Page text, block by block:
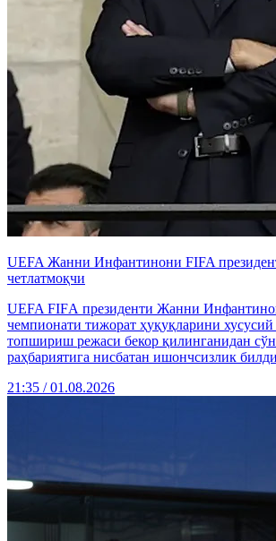
UEFA Жанни Инфантинони FIFA
четлатмоқчи
UEFA FIFА президенти Жанни
чемпионати тижорат ҳуқуқларини хусусий
топшириш режаси бекор қилинганидан
раҳбариятига нисбатан ишончсизлик
21:35 / 01.08.2026